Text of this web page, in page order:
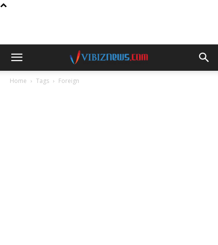
Home Tags Foreign